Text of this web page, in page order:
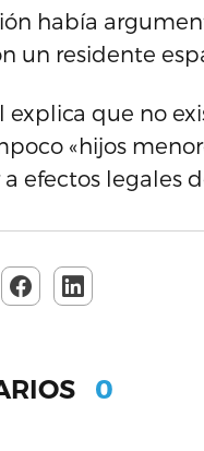
había
un residente
que no
«hijos
efectos legales
0